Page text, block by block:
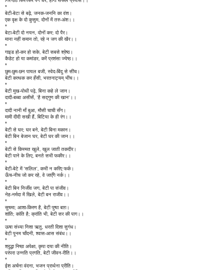
*
बेटी-बेटा से बढ़े, जनक-जननि का वंश।
एक वृक्ष के दो कुसुम, दोनों में तरु-अंश।।
*
बेटा-बेटी दो नयन, दोनों कर; दो पैर।
माना नहीं समान तो, रहे न जग की खैर।।
*
गाइड हो-कर हो सके, बेटी सबसे श्रेष्ठ।
कैडेट हो या कमांडर, करें प्रशंसा ज्येष्ठ।।
*
छुम-छुम-छन पायल बजी, स्वेद-बिंदु से सींच।
बेटी कत्थक कर हँसी, भरतनाट्यम् भींच।।
*
बेटी मुख-पोथी पढ़े, बिना कहे ले जान।
दादी-बब्बा असीसें, 'है सद्गुण की खान'।।
*
दादी नानी माँ बुआ, मौसी चाची सँग।
मामी दीदी सखी हैं, बिटिया के ही रंग।।
*
बेटी से घर; घर बने, बेटी बिना मकान।
बेटी बिन बेजान घर, बेटी घर की जान।।
*
बेटी से किस्मत खुले, खुल जाती तकदीर।
बेटी पाने के लिए, बनते सभी फकीर।।
*
बेटी-बेटे में 'सलिल', कभी न करिए फर्क।
ऊँच-नीच जो कर रहे, वे जाएँगे नर्क।।
*
बेटी बिन निर्जीव जग, बेटी पा संजीव।
नेह-नर्मदा में खिले, बेटी बन राजीव।।
*
सुषमा; आशा-किरण है, बेटी पुष्पा बाग़।
शांति; कांति है; क्रांति भी, बेटी सर की पाग।।
*
ऊषा संध्या निशा ऋतु, धरती दिशा सुगंध।
बेटी पूनम चाँदनी, श्वास-आस संबंध।।
*
श्रृद्धा निष्ठा अपेक्षा, कृपा दया की नीति।
परंपरा उन्नति प्रगति, बेटी जीवन-रीति।।
*
ईश अर्चना वंदना, भजन प्रार्थना प्रीति।